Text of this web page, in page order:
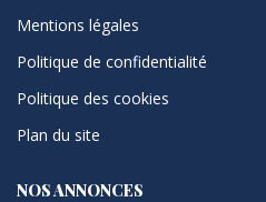
Mentions légales
Politique de confidentialité
Politique des cookies
Plan du site
NOS ANNONCES